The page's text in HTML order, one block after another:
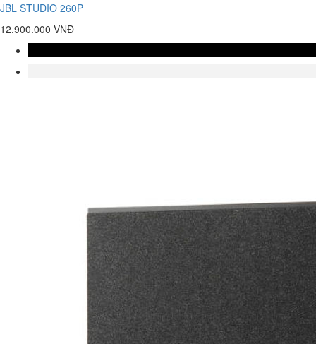
JBL STUDIO 260P
12.900.000 VNĐ